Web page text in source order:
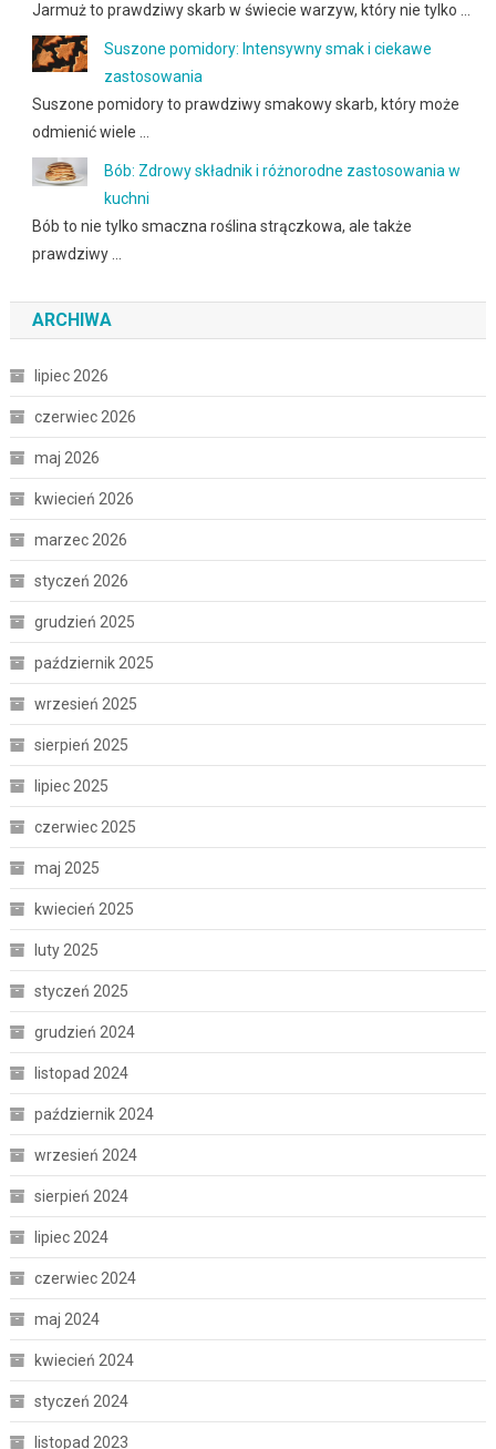
Jarmuż to prawdziwy skarb w świecie warzyw, który nie tylko …
Suszone pomidory: Intensywny smak i ciekawe
zastosowania
Suszone pomidory to prawdziwy smakowy skarb, który może
odmienić wiele …
Bób: Zdrowy składnik i różnorodne zastosowania w
kuchni
Bób to nie tylko smaczna roślina strączkowa, ale także
prawdziwy …
ARCHIWA
lipiec 2026
czerwiec 2026
maj 2026
kwiecień 2026
marzec 2026
styczeń 2026
grudzień 2025
październik 2025
wrzesień 2025
sierpień 2025
lipiec 2025
czerwiec 2025
maj 2025
kwiecień 2025
luty 2025
styczeń 2025
grudzień 2024
listopad 2024
październik 2024
wrzesień 2024
sierpień 2024
lipiec 2024
czerwiec 2024
maj 2024
kwiecień 2024
styczeń 2024
listopad 2023